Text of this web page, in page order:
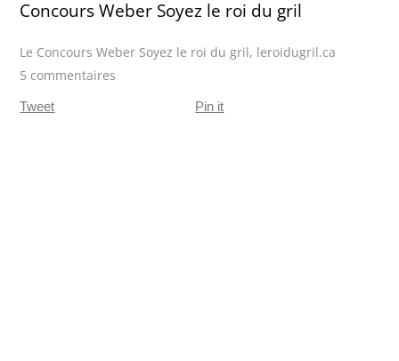
Concours Weber Soyez le roi du gril
Le Concours Weber Soyez le roi du gril, leroidugril.ca
5 commentaires
Tweet Pin it